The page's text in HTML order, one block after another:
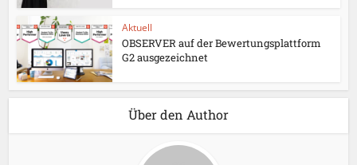
Aktuell
OBSERVER auf der Bewertungsplattform
G2 ausgezeichnet
Über den Author